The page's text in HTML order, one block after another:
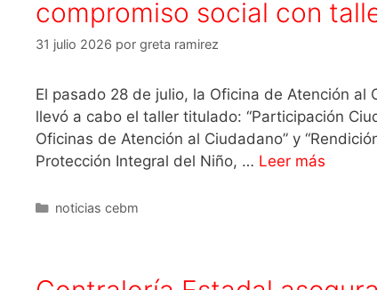
compromiso social con
31 julio 2026 por greta ramirez
El pasado 28 de julio, la Oficina de Atención
llevó a cabo el taller titulado: “Participación
Oficinas de Atención al Ciudadano” y
Protección Integral del Niño, … Leer más
noticias cebm